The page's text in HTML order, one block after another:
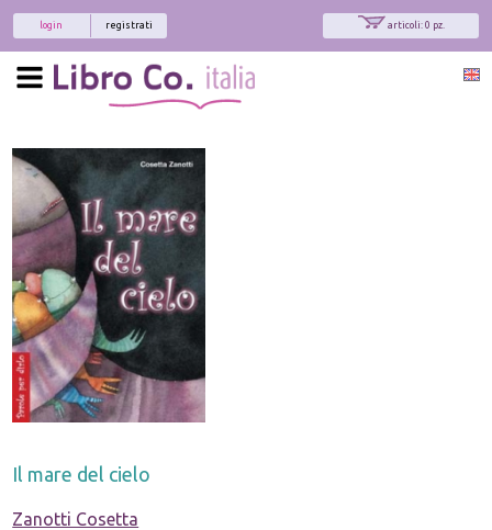
articoli: 0 pz.
registrati
login
Il mare del cielo
Zanotti Cosetta